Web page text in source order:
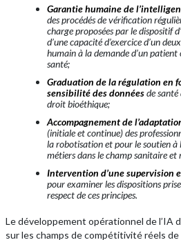
Garantie humaine de
des procédés de vérification
charge proposées par le dispositif
d’une capacité d’exercice d’un
humain à la demande d’un patient
santé;
Graduation de la régulation en
sensibilité des donnéesde santé
droit bioéthique;
Accompagnement de
(initiale et continue) des
la robotisation et pour le soutien à
métiers dans le champ sanitaire et
Intervention d’une supervision
pour examiner les dispositions
respect de ces principes.
Le développement opérationnel de l’IA
sur les champs de compétitivité réels de